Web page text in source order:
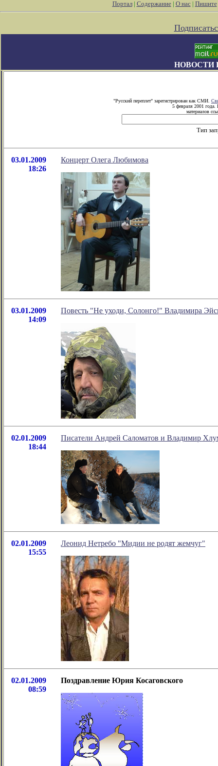
Портал| Содержание| О нас| Пишите
НОВОСТИ
"Русский переплет" зарегистрирован как СМИ.
5 февраля 2001 года.
материалов
Тип
03.01.2009
18:26
Концерт Олега Любимова
03.01.2009
14:09
Повесть "Не уходи, Солонго!" Владимира
02.01.2009
18:44
Писатели Андрей Саломатов и Владимир
02.01.2009
15:55
Леонид Нетребо "Мидии не родят жемчуг"
02.01.2009
08:59
Поздравление Юрия Косаговского